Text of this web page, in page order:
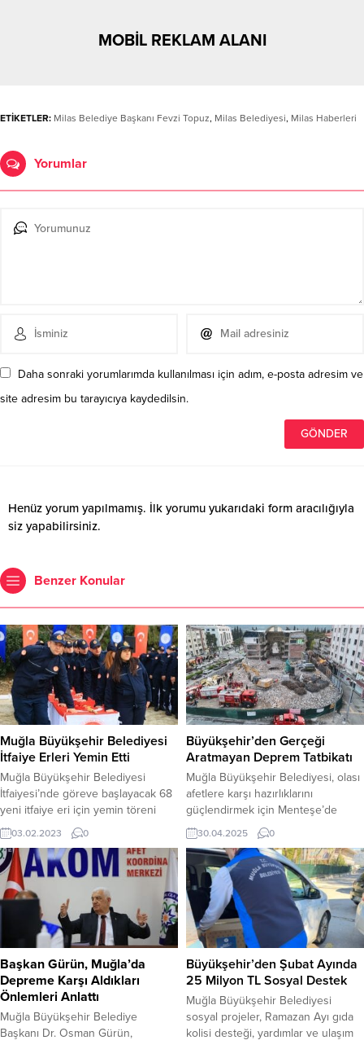
MOBİL REKLAM ALANI
ETİKETLER: Milas Belediye Başkanı Fevzi Topuz, Milas Belediyesi, Milas Haberleri
Yorumlar
Daha sonraki yorumlarımda kullanılması için adım, e-posta adresim ve
site adresim bu tarayıcıya kaydedilsin.
Henüz yorum yapılmamış. İlk yorumu yukarıdaki form aracılığıyla
siz yapabilirsiniz.
Benzer Konular
Muğla Büyükşehir Belediyesi
İtfaiye Erleri Yemin Etti
Muğla Büyükşehir Belediyesi
İtfaiyesi’nde göreve başlayacak 68
yeni itfaiye eri için yemin töreni
düzenlendi. Muğla’da vatandaşların
güvenliği ve huzuru için 7/24 görev
yapan Muğla Büyükşehir
Belediyesi itfaiye teşkilatı 68 yeni
personeli için yemin töreni
düzenledi. Yemin törenine Muğla
Büyükşehir Belediye Başkanı Dr.
Osman Gürün, Menteşe Belediye
Bahattin Gümüş ve itfaiye...
03.02.2023 0
Büyükşehir’den Gerçeği
Aratmayan Deprem Tatbikatı
Muğla Büyükşehir Belediyesi, olası
afetlere karşı hazırlıklarını
güçlendirmek için Menteşe’de
yıkım çalışmaları devam eden
Orgeneral Mustafa Muğlalı İşhanı
enkazında gerçeğini aratmayan bir
deprem tatbikatı düzenledi. Afet ve
acil durumlara yönelik eğitim,
tatbikat ve kapasite geliştirme
çalışmalarını sürdüren Muğla
Büyükşehir Belediyesi, düzenlediği
tatbikatlarla hem ekiplerin
koordinasyonunu güçlendirmeyi
hem de vatandaşları
bilinçlendirmeyi...
30.04.2025 0
Başkan Gürün, Muğla’da
Depreme Karşı Aldıkları
Önlemleri Anlattı
Muğla Büyükşehir Belediye
Başkanı Dr. Osman Gürün,
Büyükşehir’den Şubat Ayında
25 Milyon TL Sosyal Destek
Muğla Büyükşehir Belediyesi
sosyal projeler, Ramazan Ayı gıda
kolisi desteği, yardımlar ve ulaşım